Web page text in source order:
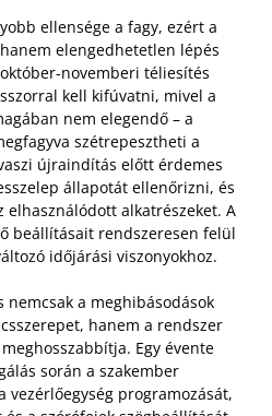
ellensége a fagy, ezért a
elengedhetetlen lépés
novemberi téliesítés
kell kifúvatni, mivel a
nem elegendő – a
szétrepesztheti a
újraindítás előtt érdemes
állapotát ellenőrizni, és
elhasználódott alkatrészeket. A
beállításait rendszeresen felül
időjárási viszonyokhoz.
a meghibásodások
hanem a rendszer
Egy évente
során a szakember
vezérlőegység programozását,